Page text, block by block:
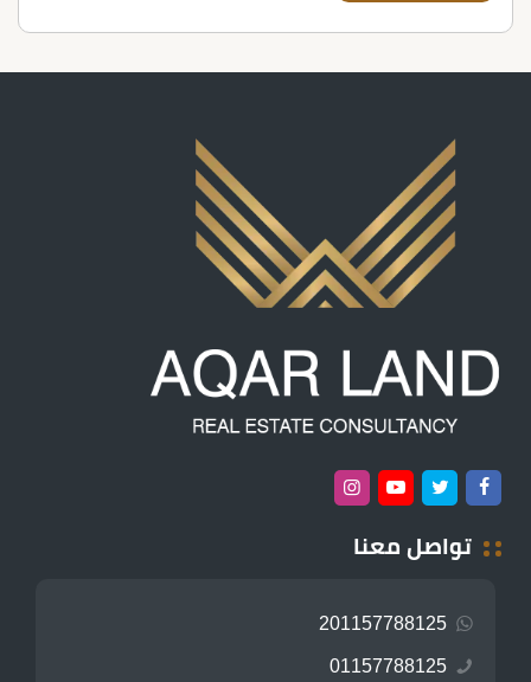
تواصل معنا
201157788125
01157788125